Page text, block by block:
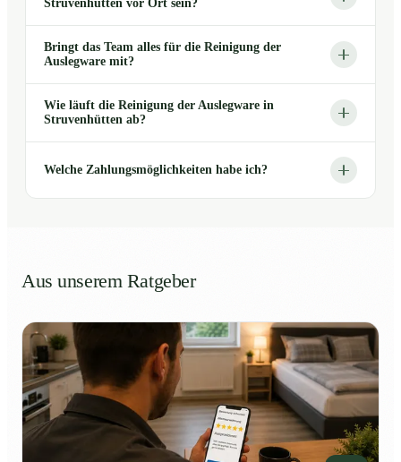
Struvenhütten vor Ort sein?
Bringt das Team alles für die Reinigung der
Auslegware mit?
Wie läuft die Reinigung der Auslegware in
Struvenhütten ab?
Welche Zahlungsmöglichkeiten habe ich?
Aus unserem Ratgeber